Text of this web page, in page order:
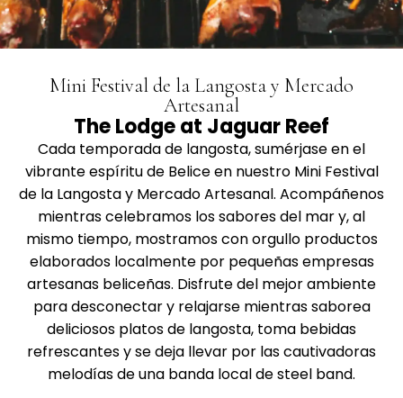
Mini Festival de la Langosta y Mercado
Artesanal
The Lodge at Jaguar Reef
Cada temporada de langosta, sumérjase en el
vibrante espíritu de Belice en nuestro Mini Festival
de la Langosta y Mercado Artesanal. Acompáñenos
mientras celebramos los sabores del mar y, al
mismo tiempo, mostramos con orgullo productos
elaborados localmente por pequeñas empresas
artesanas beliceñas. Disfrute del mejor ambiente
para desconectar y relajarse mientras saborea
deliciosos platos de langosta, toma bebidas
refrescantes y se deja llevar por las cautivadoras
melodías de una banda local de steel band.